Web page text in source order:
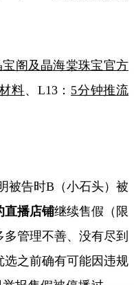
宝阁及晶海棠珠宝官方
料、 L13： 5分钟推流
被告时B（小石头）被
直播店铺继续售假（限
管理不善、没有尽到
之前确有可能因违规